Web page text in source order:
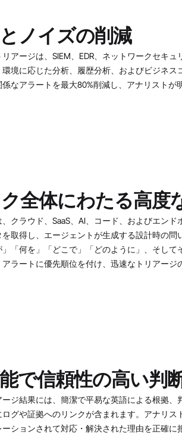
ノイズの削減
アージは、SIEM、EDR、ネットワークセキ
環境に応じた分析、履歴分析、およびビジネ
なアラートを最大80%削減し、アナリストが
全体にわたる高度
クラウド、SaaS、AI、コード、およびエン
取得し、エージェントが生成する設計時の
「何を」「どこで」「どのように」、そし
ラートに優先順位を付け、迅速なトリアージ
で信頼性の高い判
ジ結果には、簡潔で平易な英語による根拠
グや証拠へのリンクが含まれます。アナリ
ションされて対応・解決された理由を正確に